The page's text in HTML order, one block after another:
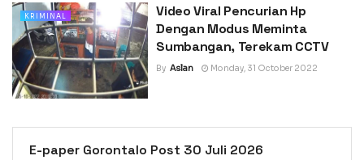
KRIMINAL
Video Viral Pencurian Hp
Dengan Modus Meminta
Sumbangan, Terekam CCTV
By Aslan Monday, 31 October 2022
E-paper Gorontalo Post 30 Juli 2026